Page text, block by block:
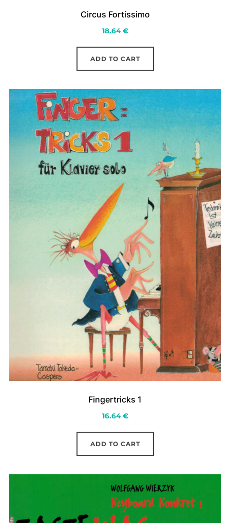
Circus Fortissimo
18.64€
ADD TO CART
Fingertricks 1
16.64€
ADD TO CART